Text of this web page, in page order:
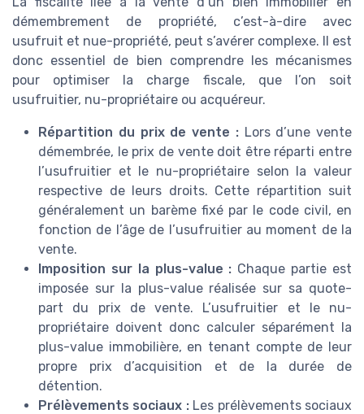
démembrement de propriété, c’est-à-dire avec
usufruit et nue-propriété, peut s’avérer complexe. Il est
donc essentiel de bien comprendre les mécanismes
pour optimiser la charge fiscale, que l’on soit
usufruitier, nu-propriétaire ou acquéreur.
Répartition du prix de vente :Lors d’une vente
démembrée, le prix de vente doit être réparti entre
l’usufruitier et le nu-propriétaire selon la valeur
respective de leurs droits. Cette répartition suit
généralement un barème fixé par le code civil, en
fonction de l’âge de l’usufruitier au moment de la
vente.
Imposition sur la plus-value : Chaque partie est
imposée sur la plus-value réalisée sur sa quote-
part du prix de vente. L’usufruitier et le nu-
propriétaire doivent donc calculer séparément la
plus-value immobilière, en tenant compte de leur
propre prix d’acquisition et de la durée de
détention.
Prélèvements sociaux :Les prélèvements sociaux